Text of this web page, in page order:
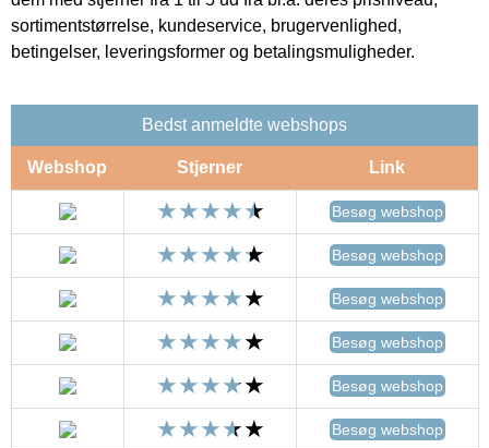
sortimentstørrelse, kundeservice, brugervenlighed,
betingelser, leveringsformer og betalingsmuligheder.
Bedst anmeldte webshops
Webshop Stjerner Link
Besøg webshop
Besøg webshop
Besøg webshop
Besøg webshop
Besøg webshop
Besøg webshop